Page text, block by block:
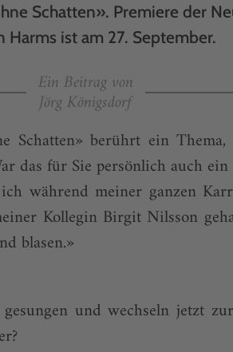
Schatten». Premiere der
Harms ist am 27. September.
Ein Beitrag von
Jörg Königsdorf
Schatten» berührt ein
das für Sie persönlich auch ein
während meiner ganzen
Kollegin Birgit Nilsson
blasen.»
und wechseln jetzt